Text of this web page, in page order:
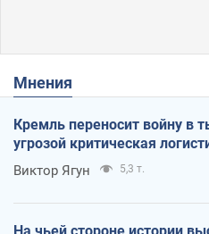
Мнения
Кремль переносит войну в
угрозой критическая
Виктор Ягун 5,3 т.
На чьей стороне истории